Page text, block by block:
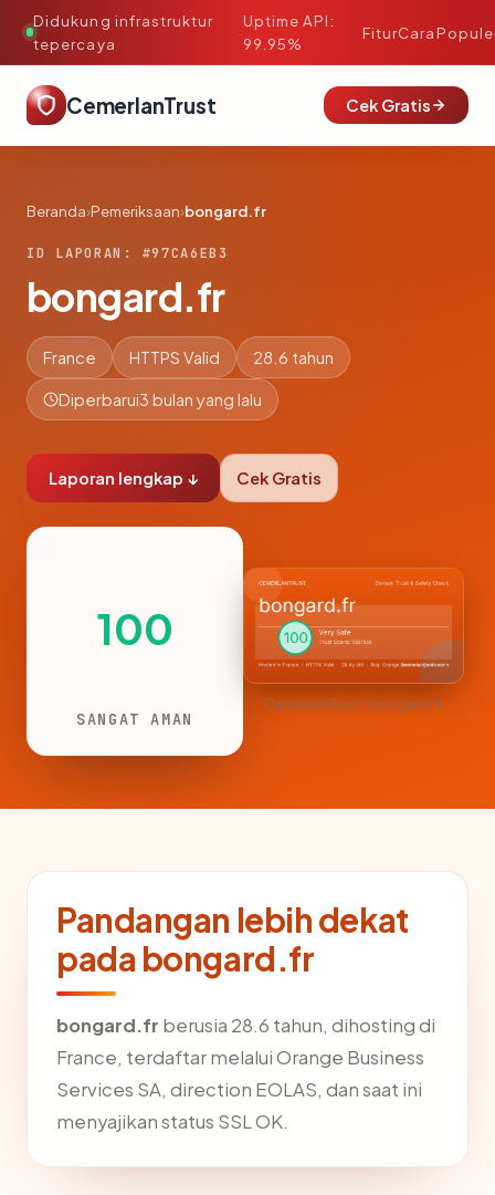
Didukung infrastruktur
tepercaya
·
Uptime API:
99.95%
FiturCara
CemerlanTrust Cek Gratis
Beranda›Pemeriksaan›bongard.fr
ID LAPORAN: #97CA6EB3
bongard.fr
France HTTPS Valid 28.6 tahun
Diperbarui3 bulan yang lalu
Laporan lengkap ↓ Cek Gratis
100
SANGAT AMAN
CemerlanTrust · bongard.fr
Pandangan lebih dekat
pada bongard.fr
bongard.fr berusia 28.6 tahun, dihosting di
France, terdaftar melalui Orange Business
Services SA, direction EOLAS, dan saat ini
menyajikan status SSL OK.